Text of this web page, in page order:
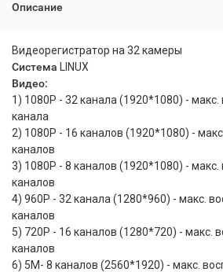
Описание
Видеорегистратор на 32 камеры
Система
LINUX
Видео:
1) 1080P - 32 канала (1920*1080) -
канала
2) 1080P - 16 каналов (1920*1080) -
каналов
3) 1080P - 8 каналов (1920*1080) -
каналов
4) 960Р - 32 канала (1280*960) - макс.
каналов
5) 720Р - 16 каналов (1280*720) - макс.
каналов
6) 5M- 8 каналов (2560*1920) - макс.